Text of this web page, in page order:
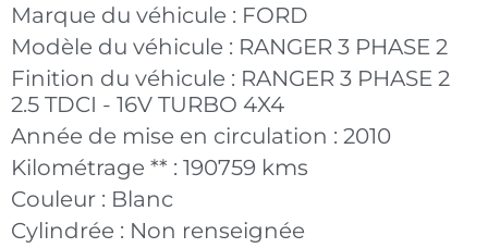
Marque du véhicule : FORD
Modèle du véhicule : RANGER 3 PHASE 2
Finition du véhicule : RANGER 3 PHASE 2
2.5 TDCI - 16V TURBO 4X4
Année de mise en circulation : 2010
Kilométrage ** : 190759 kms
Couleur : Blanc
Cylindrée : Non renseignée